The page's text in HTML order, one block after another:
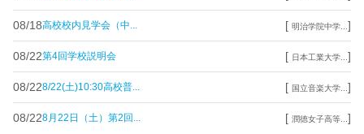
08/18高校校内見学会（中... [ 明治学院中学... ]
08/22第4回学校説明会 [ 日本工業大学... ]
08/228/22(土)10:30高校普... [ 国立音楽大学... ]
08/228月22日（土）第2回... [ 潤徳女子高等... ]